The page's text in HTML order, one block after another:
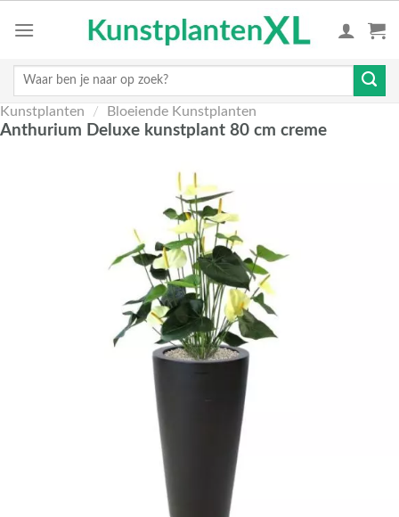
Zoeken
Kunstplanten / Bloeiende Kunstplanten
Anthurium Deluxe kunstplant 80 cm creme